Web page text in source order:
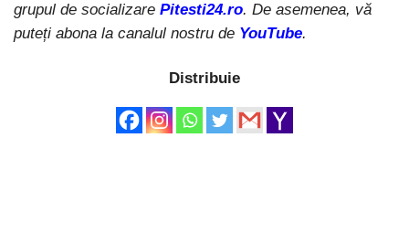
grupul de socializare Pitesti24.ro. De asemenea, vă
puteți abona la canalul nostru de YouTube.
Distribuie